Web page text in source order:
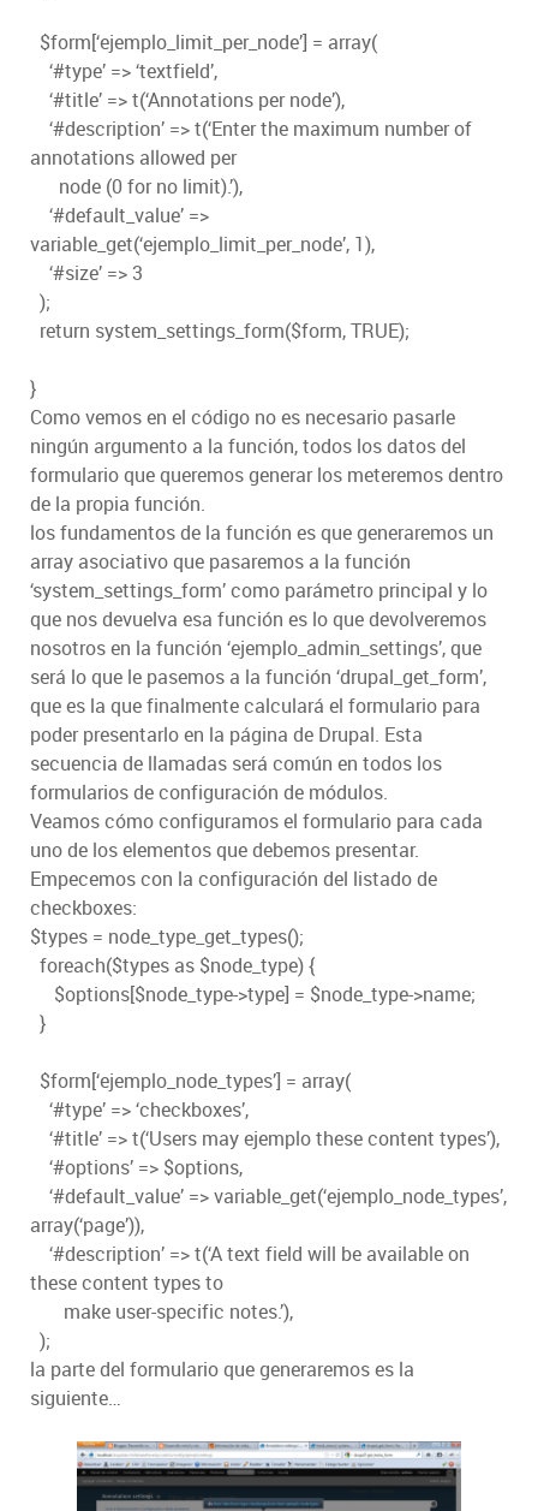
$form[‘ejemplo_limit_per_node’] = array(
‘#type’ => ‘textfield’,
‘#title’ => t(‘Annotations per node’),
‘#description’ => t(‘Enter the maximum number of
annotations allowed per
node (0 for no limit).’),
‘#default_value’ =>
variable_get(‘ejemplo_limit_per_node’, 1),
‘#size’ => 3
);
return system_settings_form($form, TRUE);
}
Como vemos en el código no es necesario pasarle
ningún argumento a la función, todos los datos del
formulario que queremos generar los meteremos dentro
de la propia función.
los fundamentos de la función es que generaremos un
array asociativo que pasaremos a la función
‘system_settings_form’ como parámetro principal y lo
que nos devuelva esa función es lo que devolveremos
nosotros en la función ‘ejemplo_admin_settings’, que
será lo que le pasemos a la función ‘drupal_get_form’,
que es la que finalmente calculará el formulario para
poder presentarlo en la página de Drupal. Esta
secuencia de llamadas será común en todos los
formularios de configuración de módulos.
Veamos cómo configuramos el formulario para cada
uno de los elementos que debemos presentar.
Empecemos con la configuración del listado de
checkboxes:
$types = node_type_get_types();
foreach($types as $node_type) {
$options[$node_type->type] = $node_type->name;
}
$form[‘ejemplo_node_types’] = array(
‘#type’ => ‘checkboxes’,
‘#title’ => t(‘Users may ejemplo these content types’),
‘#options’ => $options,
‘#default_value’ => variable_get(‘ejemplo_node_types’,
array(‘page’)),
‘#description’ => t(‘A text field will be available on
these content types to
make user-specific notes.’),
);
la parte del formulario que generaremos es la
siguiente…